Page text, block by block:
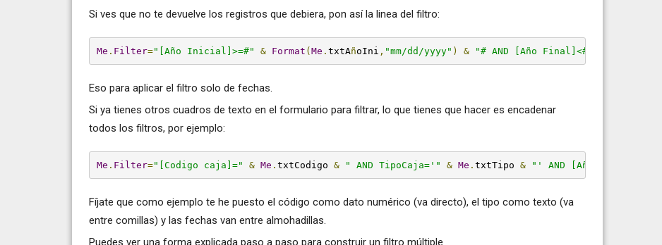
Si ves que no te devuelve los registros que debiera, pon así la linea del filtro:
Me . Filter="[Año Inicial]>=#" & Format ( Me . txtAñoIni , "mm/dd/yyyy" ) & "# AND [Año Final]<#"
Eso para aplicar el filtro solo de fechas.
Si ya tienes otros cuadros de texto en el formulario para filtrar, lo que tienes que hacer es encadenar
todos los filtros, por ejemplo:
Me . Filter="[Codigo caja]=" & Me . txtCodigo & " AND TipoCaja='" & Me . txtTipo & "' AND [Año Inicial]>=#"
Fíjate que como ejemplo te he puesto el código como dato numérico (va directo), el tipo como texto (va
entre comillas) y las fechas van entre almohadillas.